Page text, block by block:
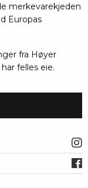
merkevarekjeden
Europas
fra Høyer
felles eie.